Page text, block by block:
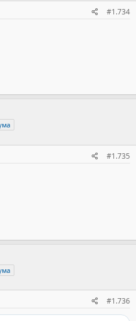
#1.734
#1.735
#1.736